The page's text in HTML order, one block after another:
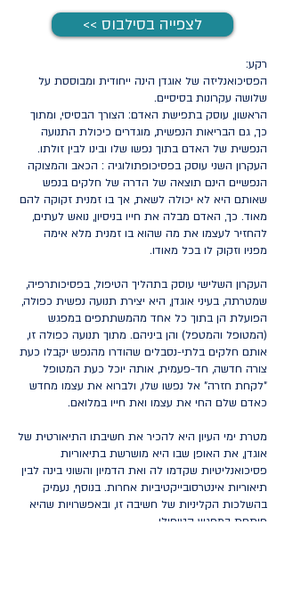
<< לצפייה בסילבוס
רקע:
הפסיכואנליזה של אוגדן הינה ייחודית ומבוססת על
שלושה עקרונות בסיסיים.
הראשון, עוסק בתפישת האדם: הצורך הבסיסי, ומתוך
כך, גם הבריאות הנפשית, מוגדרים כיכולת התנועה
הנפשית של האדם בתוך נפשו שלו ובינו לבין זולתו.
העקרון השני עוסק בפסיכופתולוגיה : הכאב והמצוקה
הנפשיים הינם תוצאה של הדרה של חלקים בנפש
שאותם היא לא יכולה לשאת, אך בו זמנית זקוקה להם
מאוד. כך, האדם מבלה את חייו בניסיון, נואש לעתים,
להחזיר לעצמו את מה שהוא בו זמנית מלא אימה
מפניו וזקוק לו בכל מאודו.
העקרון השלישי עוסק בתהליך הטיפול, בפסיכותרפיה,
שמטרתה, בעיני אוגדן, היא יצירת תנועה נפשית כפולה,
הפועלת הן בתוך כל אחד מהמשתתפים במפגש
(המטופל והמטפל) והן ביניהם. מתוך תנועה כפולה זו,
אותם חלקים בלתי-נסבלים שהודרו מהנפש יקבלו כעת
צורה חדשה, חד-פעמית, אותה יוכל כעת המטופל
"לקחת חזרה" אל נפשו שלו, ולברוא את עצמו מחדש
כאדם שלם החי את עצמו ואת חייו במלואם.
מטרת ימי העיון היא להכיר את חשיבתו התיאורטית של
אוגדן, את האופן שבו היא מושרשת בתיאוריות
פסיכואנליטיות שקדמו לה ואת הדמיון והשוני בינה לבין
תיאוריות אינטרסובייקטיביות אחרות. בנוסף, נעמיק
בהשלכות הקליניות של חשיבה זו, ובאפשרויות שהיא
פותחת במפגש הטיפולי.